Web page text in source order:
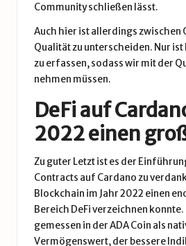
Community schließen lässt.
Auch hier ist allerdings zwischen
Qualität zu unterscheiden. Nur
zu erfassen, sodass wir mit der
nehmen müssen.
DeFi auf
2022 einen
Zu guter Letzt ist es der
Contracts auf Cardanozu
Blockchain im Jahr 2022 einen
Bereich DeFiverzeichnen konnte.
gemessen in der ADA Coin als
Vermögenswert, der bessere